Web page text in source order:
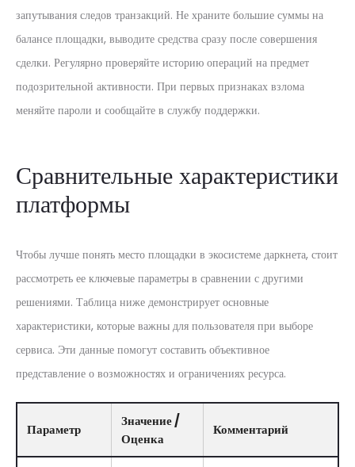
запутывания следов транзакций. Не храните большие суммы на
балансе площадки, выводите средства сразу после совершения
сделки. Регулярно проверяйте историю операций на предмет
подозрительной активности. При первых признаках взлома
меняйте пароли и сообщайте в службу поддержки.
Сравнительные характеристики
платформы
Чтобы лучше понять место площадки в экосистеме даркнета, стоит
рассмотреть ее ключевые параметры в сравнении с другими
решениями. Таблица ниже демонстрирует основные
характеристики, которые важны для пользователя при выборе
сервиса. Эти данные помогут составить объективное
представление о возможностях и ограничениях ресурса.
Параметр
Значение /
Оценка
Комментарий